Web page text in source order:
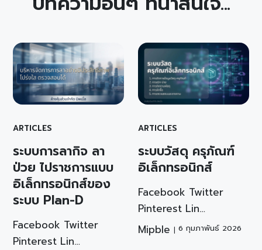
ARTICLES
ระบบการลากิจ ลา
ป่วย ไปราชการแบบ
อิเล็กทรอนิกส์ของ
ระบบ Plan-D
Facebook Twitter
Pinterest Lin…
ARTICLES
ระบบวัสดุ ครุภัณฑ์
อิเล็กทรอนิกส์
Facebook Twitter
Pinterest Lin…
Mipble
6 กุมภาพันธ์ 2026